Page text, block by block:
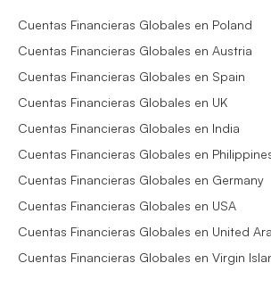
Cuentas Financieras Globales en Poland
Cuentas Financieras Globales en Austria
Cuentas Financieras Globales en Spain
Cuentas Financieras Globales en UK
Cuentas Financieras Globales en India
Cuentas Financieras Globales en
Cuentas Financieras Globales en Germany
Cuentas Financieras Globales en USA
Cuentas Financieras Globales en United
Cuentas Financieras Globales en Virgin